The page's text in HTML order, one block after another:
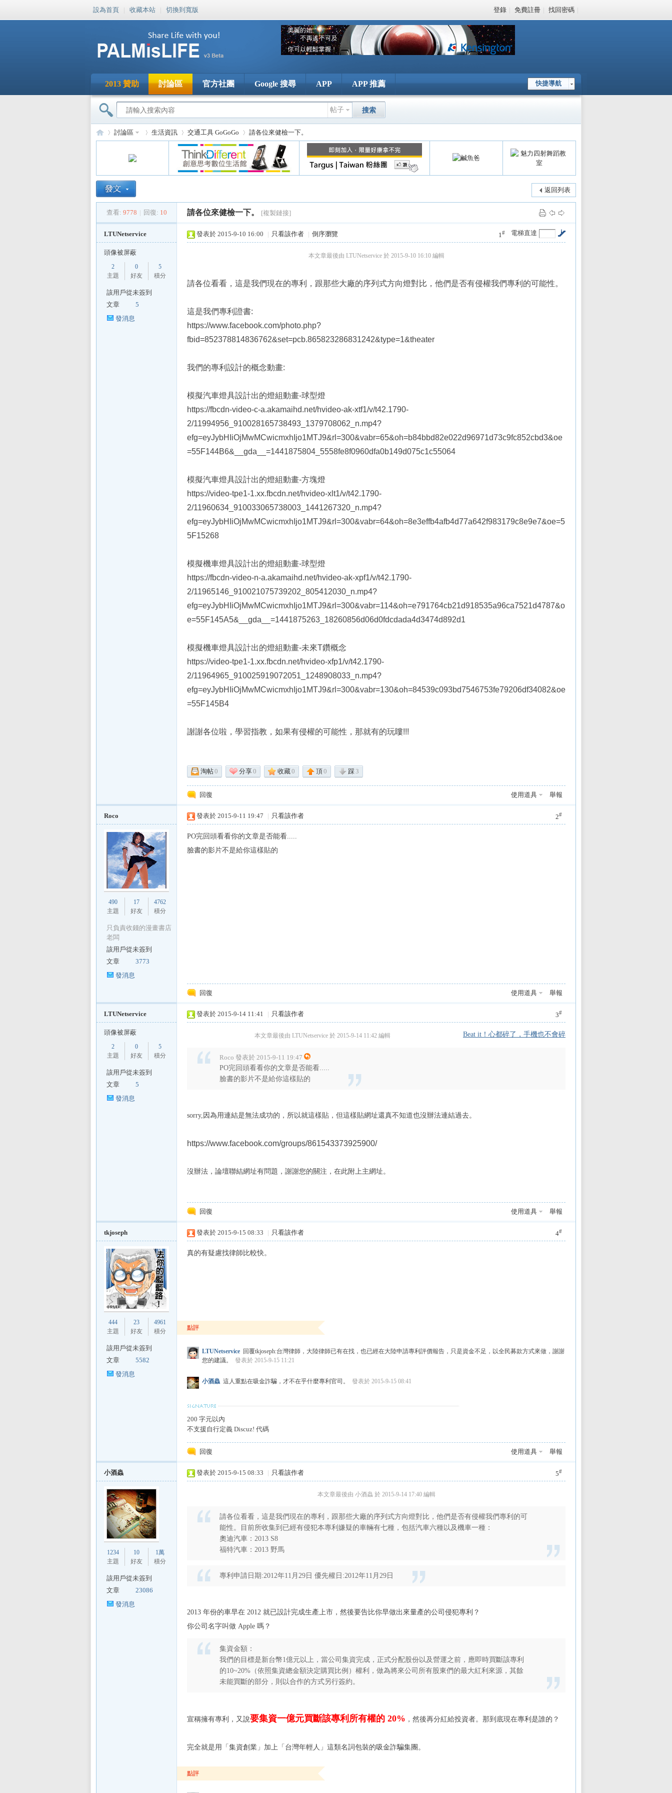
設為首頁 | 收藏本站 | 切換到寬版 登錄 | 免費註冊 | 找回密碼 |
快捷導航
2013 贊助 討論區 官方社團 Google 搜尋 APP APP 推薦
帖子 搜索
PA»
討論區
›
生活資訊
›
交通工具 GoGoGo
›
請各位來健檢一下。
返回列表
查看: 9778 | 回復: 10 請各位來健檢一下。 [複製鏈接]
LTUNetservice
頭像被屏蔽
2
主題
0
好友
5
積分
該用戶從未簽到
文章
5
發消息
電梯直達
1#
發表於 2015-9-10 16:00 | 只看該作者 | 倒序瀏覽
本文章最後由 LTUNetservice 於 2015-9-10 16:10 編輯
請各位看看，這是我們現在的專利，跟那些大廠的序列式方向燈對比，他們是否有侵權我們專利的可能性。
這是我們專利證書:
https://www.facebook.com/photo.php?
fbid=852378814836762&set=pcb.865823286831242&type=1&theater
我們的專利設計的概念動畫:
模擬汽車燈具設計出的燈組動畫-球型燈
https://fbcdn-video-c-a.akamaihd.net/hvideo-ak-xtf1/v/t42.1790-
2/11994956_910028165738493_1379708062_n.mp4?
efg=eyJybHIiOjMwMCwicmxhIjo1MTJ9&rl=300&vabr=65&oh=b84bbd82e022d96971d73c9fc852cbd3&oe
=55F144B6&__gda__=1441875804_5558fe8f0960dfa0b149d075c1c55064
模擬汽車燈具設計出的燈組動畫-方塊燈
https://video-tpe1-1.xx.fbcdn.net/hvideo-xlt1/v/t42.1790-
2/11960634_910033065738003_1441267320_n.mp4?
efg=eyJybHIiOjMwMCwicmxhIjo1MTJ9&rl=300&vabr=64&oh=8e3effb4afb4d77a642f983179c8e9e7&oe=5
5F15268
模擬機車燈具設計出的燈組動畫-球型燈
https://fbcdn-video-n-a.akamaihd.net/hvideo-ak-xpf1/v/t42.1790-
2/11965146_910021075739202_805412030_n.mp4?
efg=eyJybHIiOjMwMCwicmxhIjo1MTJ9&rl=300&vabr=114&oh=e791764cb21d918535a96ca7521d4787&o
e=55F145A5&__gda__=1441875263_18260856d06d0fdcdada4d3474d892d1
模擬機車燈具設計出的燈組動畫-未來T鑽概念
https://video-tpe1-1.xx.fbcdn.net/hvideo-xfp1/v/t42.1790-
2/11964965_910025919072051_1248908033_n.mp4?
efg=eyJybHIiOjMwMCwicmxhIjo1MTJ9&rl=300&vabr=130&oh=84539c093bd7546753fe79206df34082&oe
=55F145B4
謝謝各位啦，學習指教，如果有侵權的可能性，那就有的玩瞜!!!
淘帖0 分享0 收藏0 頂0 踩3
回復 使用道具 舉報
Roco
490
主題
17
好友
4762
積分
只負責收錢的漫畫書店
老闆
該用戶從未簽到
文章
3773
發消息
2#
發表於 2015-9-11 19:47 | 只看該作者
PO完回頭看看你的文章是否能看.....
臉書的影片不是給你這樣貼的
回復 使用道具 舉報
LTUNetservice
頭像被屏蔽
2
主題
0
好友
5
積分
該用戶從未簽到
文章
5
發消息
3#
發表於 2015-9-14 11:41 | 只看該作者
Beat it！心都碎了，手機也不會碎
本文章最後由 LTUNetservice 於 2015-9-14 11:42 編輯
Roco 發表於 2015-9-11 19:47
PO完回頭看看你的文章是否能看.....
臉書的影片不是給你這樣貼的
sorry,因為用連結是無法成功的，所以就這樣貼，但這樣貼網址還真不知道也沒辦法連結過去。
https://www.facebook.com/groups/861543373925900/
沒辦法，論壇聯結網址有問題，謝謝您的關注，在此附上主網址。
回復 使用道具 舉報
tkjoseph
444
主題
23
好友
4961
積分
該用戶從未簽到
文章
5582
發消息
4#
發表於 2015-9-15 08:33 | 只看該作者
真的有疑慮找律師比較快。
點評
LTUNetservice 回覆tkjoseph:台灣律師，大陸律師已有在找，也已經在大陸申請專利評價報告，只是資金不足，以全民募款方式來做，謝謝
您的建議。 發表於 2015-9-15 11:21
小酒蟲 這人重點在吸金詐騙，才不在乎什麼專利官司。 發表於 2015-9-15 08:41
200 字元以內
不支援自行定義 Discuz! 代碼
回復 使用道具 舉報
小酒蟲
1234
主題
10
好友
1萬
積分
該用戶從未簽到
文章
23086
發消息
5#
發表於 2015-9-15 08:33 | 只看該作者
本文章最後由 小酒蟲 於 2015-9-14 17:40 編輯
請各位看看，這是我們現在的專利，跟那些大廠的序列式方向燈對比，他們是否有侵權我們專利的可
能性。目前所收集到已經有侵犯本專利嫌疑的車輛有七種，包括汽車六種以及機車一種：
奧迪汽車：2013 S8
福特汽車：2013 野馬
專利申請日期:2012年11月29日 優先權日:2012年11月29日
2013 年份的車早在 2012 就已設計完成生產上市，然後要告比你早做出來量產的公司侵犯專利？
你公司名字叫做 Apple 嗎？
集資金額：
我們的目標是新台幣1億元以上，當公司集資完成，正式分配股份以及營運之前，應即時買斷該專利
的10~20%（依照集資總金額決定購買比例）權利，做為將來公司所有股東們的最大紅利來源，其餘
未能買斷的部分，則以合作的方式另行簽約。
宣稱擁有專利，又說要集資一億元買斷該專利所有權的 20% ，然後再分紅給投資者。那到底現在專利是誰的？
完全就是用「集資創業」加上「台灣年輕人」這類名詞包裝的吸金詐騙集團。
點評